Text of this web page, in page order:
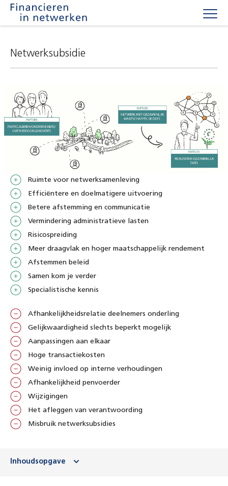
Netwerksubsidie
Ruimte voor netwerksamenleving
Efficiëntere en doelmatigere uitvoering
Betere afstemming en communicatie
Vermindering administratieve lasten
Risicospreiding
Meer draagvlak en hoger maatschappelijk rendement
Afstemmen beleid
Samen kom je verder
Specialistische kennis
Afhankelijkheidsrelatie deelnemers onderling
Gelijkwaardigheid slechts beperkt mogelijk
Aanpassingen aan elkaar
Hoge transactiekosten
Weinig invloed op interne verhoudingen
Afhankelijkheid penvoerder
Wijzigingen
Het afleggen van verantwoording
Misbruik netwerksubsidies
Inhoudsopgave